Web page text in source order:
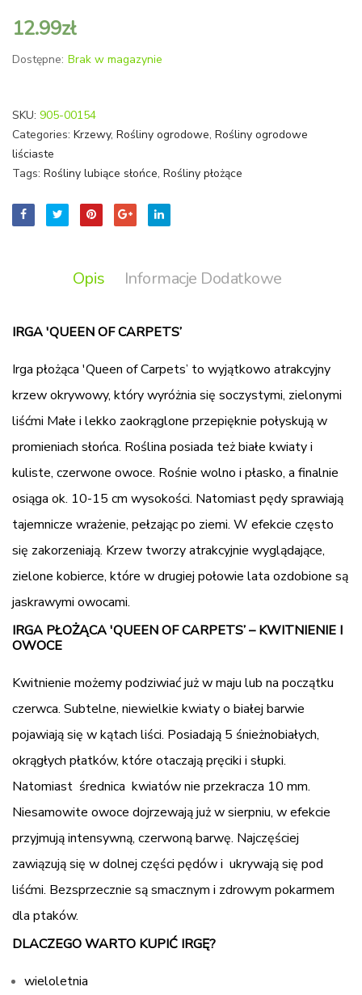
12.99zł
Dostępne: Brak w magazynie
SKU: 905-00154
Categories: Krzewy, Rośliny ogrodowe, Rośliny ogrodowe
liściaste
Tags: Rośliny lubiące słońce, Rośliny płożące
Opis Informacje Dodatkowe
IRGA 'QUEEN OF CARPETS’
Irga płożąca 'Queen of Carpets’ to wyjątkowo atrakcyjny
krzew okrywowy, który wyróżnia się soczystymi, zielonymi
liśćmi Małe i lekko zaokrąglone przepięknie połyskują w
promieniach słońca. Roślina posiada też białe kwiaty i
kuliste, czerwone owoce. Rośnie wolno i płasko, a finalnie
osiąga ok. 10-15 cm wysokości. Natomiast pędy sprawiają
tajemnicze wrażenie, pełzając po ziemi. W efekcie często
się zakorzeniają. Krzew tworzy atrakcyjnie wyglądające,
zielone kobierce, które w drugiej połowie lata ozdobione są
jaskrawymi owocami.
IRGA PŁOŻĄCA 'QUEEN OF CARPETS’ – KWITNIENIE I
OWOCE
Kwitnienie możemy podziwiać już w maju lub na początku
czerwca. Subtelne, niewielkie kwiaty o białej barwie
pojawiają się w kątach liści. Posiadają 5 śnieżnobiałych,
okrągłych płatków, które otaczają pręciki i słupki.
Natomiast średnica kwiatów nie przekracza 10 mm.
Niesamowite owoce dojrzewają już w sierpniu, w efekcie
przyjmują intensywną, czerwoną barwę. Najczęściej
zawiązują się w dolnej części pędów i ukrywają się pod
liśćmi. Bezsprzecznie są smacznym i zdrowym pokarmem
dla ptaków.
DLACZEGO WARTO KUPIĆ IRGĘ?
wieloletnia